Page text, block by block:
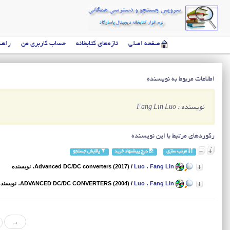
صفحه اصلی تازه‌های کتابخانه حساب کاربری من
اطلاعات مربوط به نویسنده
نویسنده : Fang Lin Luo
رکوردهای مرتبط با این نویسنده
مرتب سازی درج پیشنهاد خرید پالایش جستجو
Advanced DC/DC converters (2017) / Luo ، Fang Lin ، نویسنده
ADVANCED DC/DC CONVERTERS (2004) / Luo ، Fang Lin ،
→